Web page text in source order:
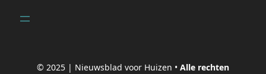
© 2025 | Nieuwsblad voor Huizen • Alle rechten